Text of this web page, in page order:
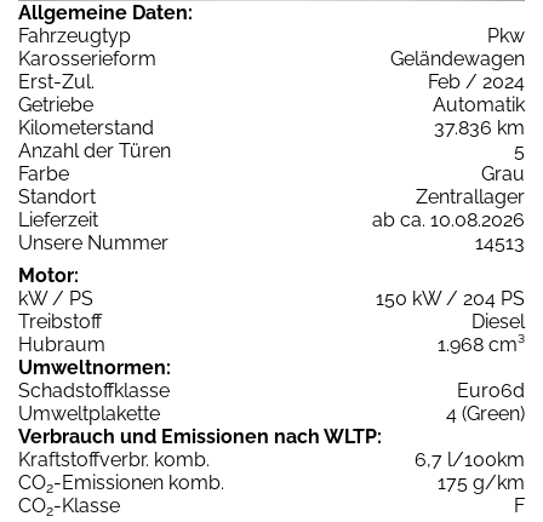
Allgemeine Daten:
Fahrzeugtyp
Pkw
Karosserieform
Geländewagen
Erst-Zul.
Feb / 2024
Getriebe
Automatik
Kilometerstand
37.836 km
Anzahl der Türen
5
Farbe
Grau
Standort
Zentrallager
Lieferzeit
ab ca. 10.08.2026
Unsere Nummer
14513
Motor:
kW / PS
150 kW / 204 PS
Treibstoff
Diesel
Hubraum
1.968 cm³
Umweltnormen:
Schadstoffklasse
Euro6d
Umweltplakette
4 (Green)
Verbrauch und Emissionen nach WLTP:
Kraftstoffverbr. komb.
6,7 l/100km
CO2-Emissionen komb.
175 g/km
CO2-Klasse
F